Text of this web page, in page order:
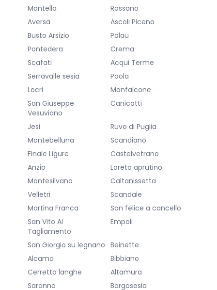
Montella
Rossano
Aversa
Ascoli Piceno
Busto Arsizio
Palau
Pontedera
Crema
Scafati
Acqui Terme
Serravalle sesia
Paola
Locri
Monfalcone
San Giuseppe
Vesuviano
Canicatti
Jesi
Ruvo di Puglia
Montebelluna
Scandiano
Finale Ligure
Castelvetrano
Anzio
Loreto aprutino
Montesilvano
Caltanissetta
Velletri
Scandale
Martina Franca
San felice a cancello
San Vito Al
Tagliamento
Empoli
San Giorgio su legnano Beinette
Alcamo
Bibbiano
Cerretto langhe
Altamura
Saronno
Borgosesia